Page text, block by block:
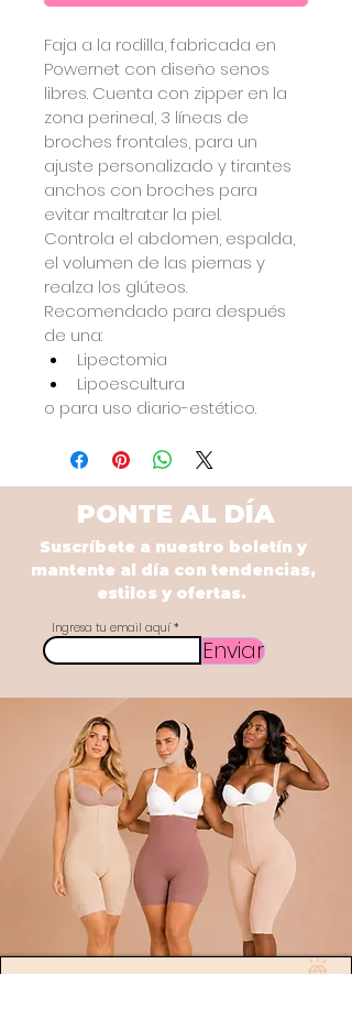
Faja a la rodilla, fabricada en
Powernet con diseño senos
libres. Cuenta con zipper en la
zona perineal, 3 líneas de
broches frontales, para un
ajuste personalizado y tirantes
anchos con broches para
evitar maltratar la piel.
Controla el abdomen, espalda,
el volumen de las piernas y
realza los glúteos.
Recomendado para después
de una:
Lipectomia
Lipoescultura
o para uso diario-estético.
PONTE AL DÍA
Suscríbete a nuestro boletín y
mantente al día con tendencias,
estilos y ofertas.
Ingresa tu email aquí
Enviar